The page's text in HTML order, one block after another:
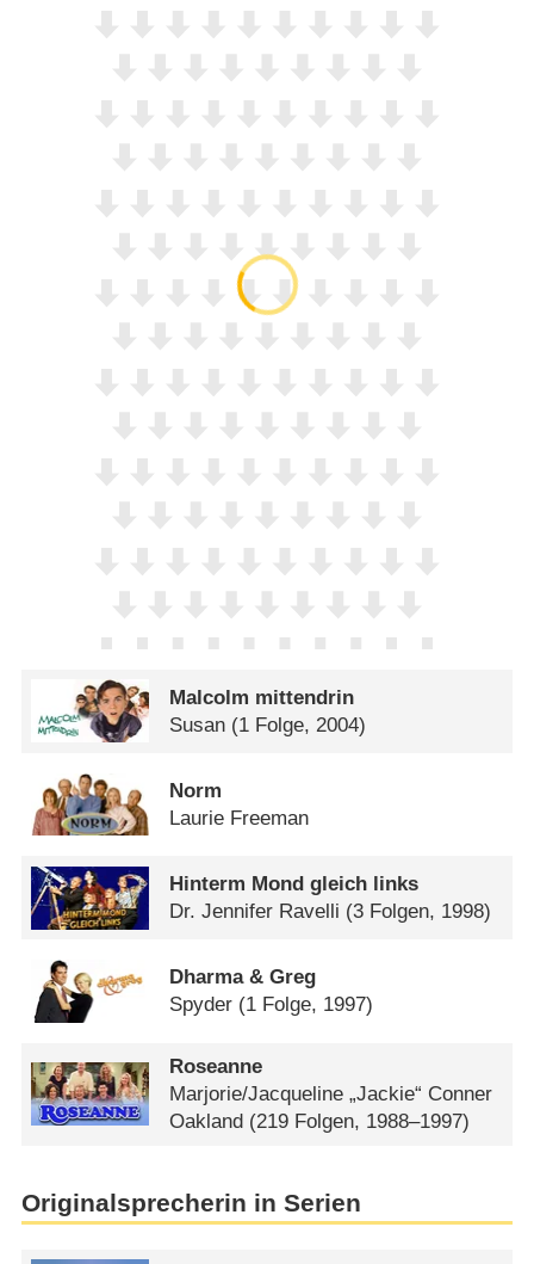
Malcolm mittendrin
Susan (1 Folge, 2004)
Norm
Laurie Freeman
Hinterm Mond gleich links
Dr. Jennifer Ravelli (3 Folgen, 1998)
Dharma & Greg
Spyder (1 Folge, 1997)
Roseanne
Marjorie/​Jacqueline „Jackie“ Conner
Oakland (219 Folgen, 1988–1997)
Originalsprecherin in Serien